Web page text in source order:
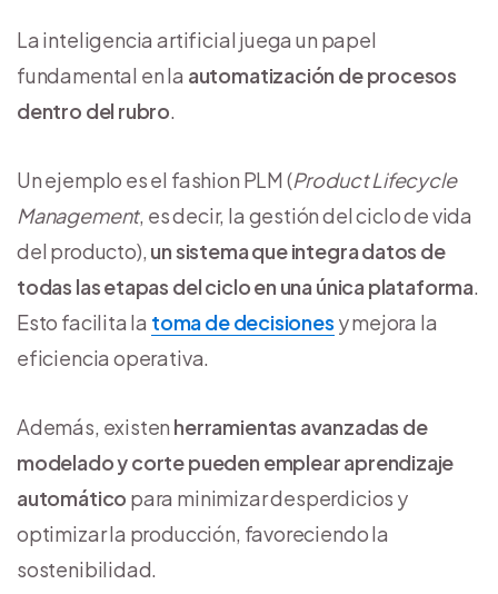
La inteligencia artificial juega un papel
fundamental en la automatización de procesos
dentro del rubro.
Un ejemplo es el fashion PLM (Product Lifecycle
Management, es decir, la gestión del ciclo de vida
del producto), un sistema que integra datos de
todas las etapas del ciclo en una única plataforma.
Esto facilita la toma de decisiones y mejora la
eficiencia operativa.
Además, existen herramientas avanzadas de
modelado y corte pueden emplear aprendizaje
automático para minimizar desperdicios y
optimizar la producción, favoreciendo la
sostenibilidad.